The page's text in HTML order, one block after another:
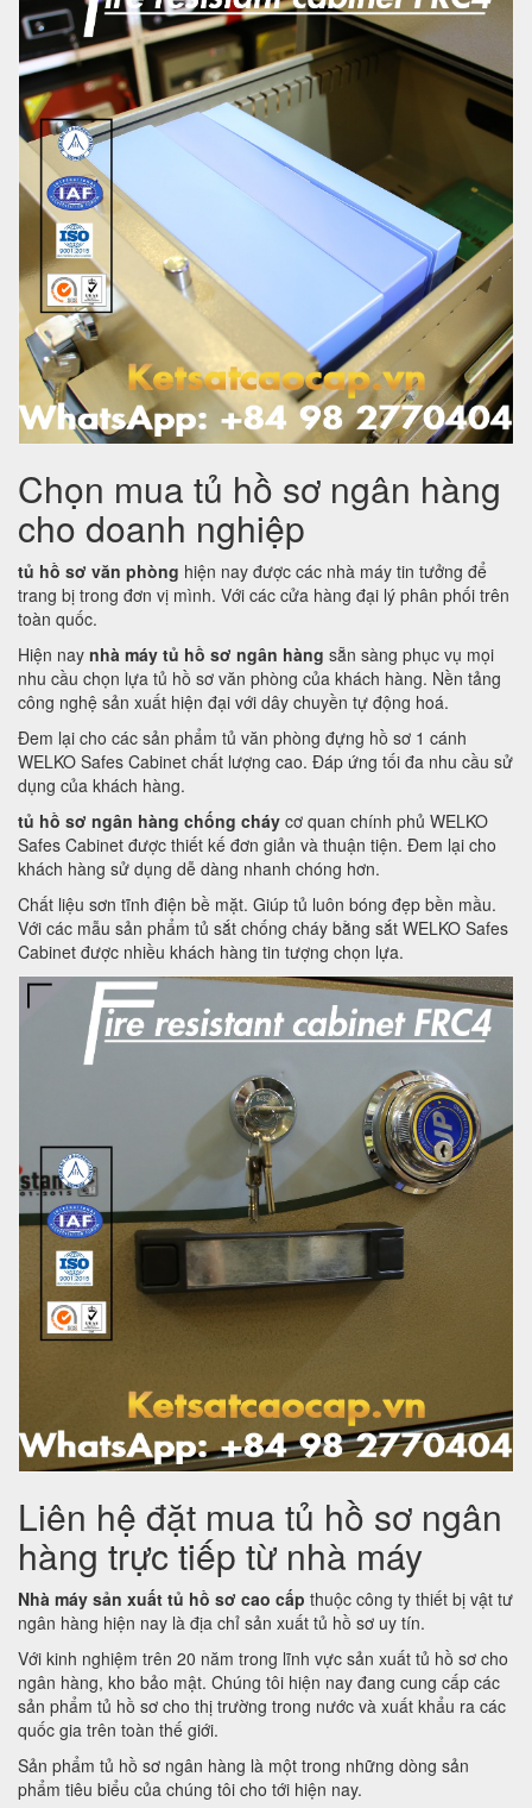
Chọn mua tủ hồ sơ ngân hàng
cho doanh nghiệp
tủ hồ sơ văn phòng hiện nay được các nhà máy tin tưởng để
trang bị trong đơn vị mình. Với các cửa hàng đại lý phân phối trên
toàn quốc.
Hiện nay nhà máy tủ hồ sơ ngân hàng sẵn sàng phục vụ mọi
nhu cầu chọn lựa tủ hồ sơ văn phòng của khách hàng. Nền tảng
công nghệ sản xuất hiện đại với dây chuyền tự động hoá.
Đem lại cho các sản phẩm tủ văn phòng đựng hồ sơ 1 cánh
WELKO Safes Cabinet chất lượng cao. Đáp ứng tối đa nhu cầu sử
dụng của khách hàng.
tủ hồ sơ ngân hàng chống cháy cơ quan chính phủ WELKO
Safes Cabinet được thiết kế đơn giản và thuận tiện. Đem lại cho
khách hàng sử dụng dễ dàng nhanh chóng hơn.
Chất liệu sơn tĩnh điện bề mặt. Giúp tủ luôn bóng đẹp bền mầu.
Với các mẫu sản phẩm tủ sắt chống cháy bằng sắt WELKO Safes
Cabinet được nhiều khách hàng tin tượng chọn lựa.
Liên hệ đặt mua tủ hồ sơ ngân
hàng trực tiếp từ nhà máy
Nhà máy sản xuất tủ hồ sơ cao cấp thuộc công ty thiết bị vật tư
ngân hàng hiện nay là địa chỉ sản xuất tủ hồ sơ uy tín.
Với kinh nghiệm trên 20 năm trong lĩnh vực sản xuất tủ hồ sơ cho
ngân hàng, kho bảo mật. Chúng tôi hiện nay đang cung cấp các
sản phẩm tủ hồ sơ cho thị trường trong nước và xuất khẩu ra các
quốc gia trên toàn thế giới.
Sản phẩm tủ hồ sơ ngân hàng là một trong những dòng sản
phẩm tiêu biểu của chúng tôi cho tới hiện nay.